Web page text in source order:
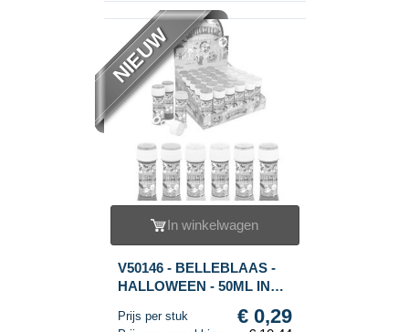
NIEUW
In winkelwagen
V50146 - BELLEBLAAS -
HALLOWEEN - 50ML IN
Prijs per stuk € 0,29